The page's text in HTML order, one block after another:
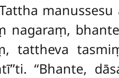
tattheva
‘‘Bhante,